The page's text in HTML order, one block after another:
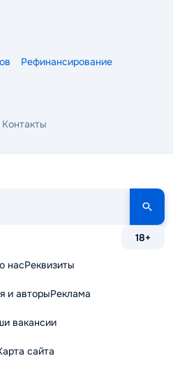
Рефинансирование
Контакты
18+
насРеквизиты
и авторыРеклама
вакансии
сайта